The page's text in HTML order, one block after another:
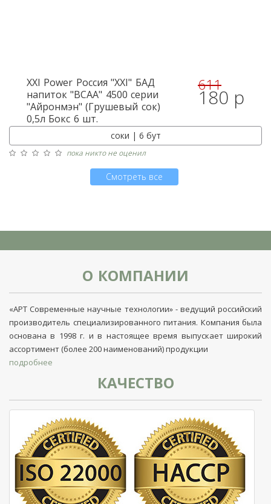
XXI Power Россия "XXI" БАД
напиток "BCAA" 4500 серии
"Айронмэн" (Грушевый сок)
0,5л Бокс 6 шт.
611
180 р
соки | 6 бут
пока никто не оценил
Смотреть все
О КОМПАНИИ
«АРТ Современные научные технологии» - ведущий российский
производитель специализированного питания. Компания была
основана в 1998 г. и в настоящее время выпускает широкий
ассортимент (более 200 наименований) продукции
подробнее
КАЧЕСТВО